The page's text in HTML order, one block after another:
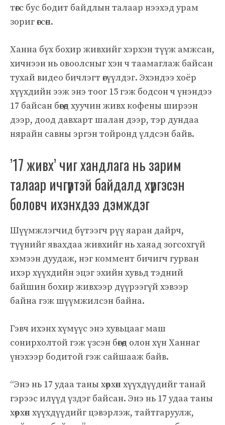
төгс бус бодит байдлын талаар нээхэд урам
зориг өгсөн.
Ханна бүх бохир живхийг хэрхэн түүж амжсан,
хичнээн нь овоолсныг хэн ч таамаглаж байсан
тухай видео бичлэгт өгүүлдэг. Эхэндээ хоёр
хүүхдийн ээж энэ тоог 15 гэж бодсон ч үнэндээ
17 байсан бөгөөд хуучин живх кофены ширээн
дээр, доод давхарт шалан дээр, тэр дундаа
нярайн савны эргэн тойронд үлдсэн байв.
’17 живх’ чиг хандлага нь зарим
талаар ичгүүртэй байдалд хүргэсэн
боловч ихэнхдээ дэмждэг
Шүүмжлэгчид бүтээгч рүү яаран дайрч,
түүнийг явахдаа живхийг нь хаяад зогсохгүй
хэмээн дуудаж, нэг коммент бичигч гурван
ихэр хүүхдийн эцэг эхийн хувьд тэдний
байшин бохир живхээр дүүрээгүй хэвээр
байна гэж шүүмжилсэн байна.
Гэвч ихэнх хүмүүс энэ хувьцааг маш
сонирхолтой гэж үзсэн бөгөөд олон хүн Ханнаг
үнэхээр бодитой гэж сайшааж байв.
“Энэ нь 17 удаа таны хөөрхөн хүүхдүүдийг танай
гэрээс илүүд үздэг байсан. Энэ нь 17 удаа таны
хөөрхөн хүүхдүүдийг цэвэрлэж, тайтгаруулж,